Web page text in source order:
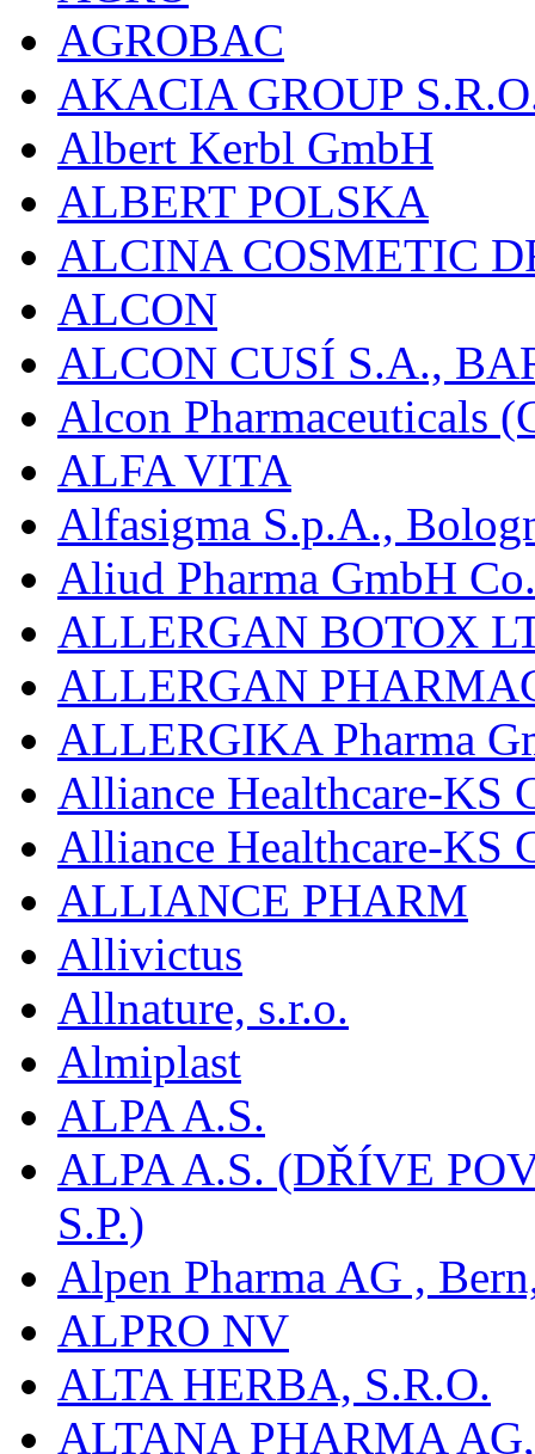
AGROBAC
AKACIA GROUP
Albert Kerbl GmbH
ALBERT POLSKA
ALCINA COSMETIC
ALCON
ALCON CUSÍ S.A.,
Alcon Pharmaceuticals
ALFA VITA
Alfasigma S.p.A.,
Aliud Pharma GmbH
ALLERGAN BOTOX
ALLERGAN
ALLERGIKA Pharma
Alliance Healthcare-KS
Alliance Healthcare-KS
ALLIANCE PHARM
Allivictus
Allnature, s.r.o.
Almiplast
ALPA A.S.
ALPA A.S. (DŘÍVE
S.P.)
Alpen Pharma AG ,
ALPRO NV
ALTA HERBA, S.R.O.
ALTANA PHARMA